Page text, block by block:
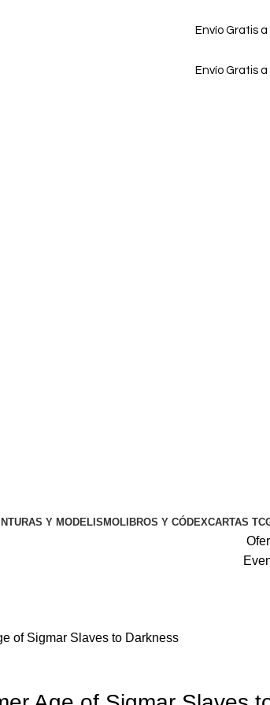
Envío Gratis
Envío Gratis
Y MODELISMOLIBROS Y CÓDEXCARTAS
of Sigmar Slaves to Darkness